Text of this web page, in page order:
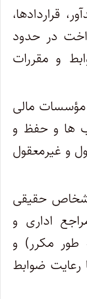
قراردادها،
در حدود
و مقررات
مؤسسات مالی
ها و حفظ و
و غیرمعقول
اشخاص حقیقی
اداری و
طور مکرر) و
رعایت ضوابط